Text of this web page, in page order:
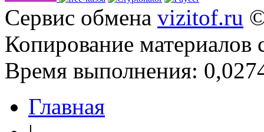
Сервис обмена vizitof.ru
Копирование материалов
Время выполнения:
Главная